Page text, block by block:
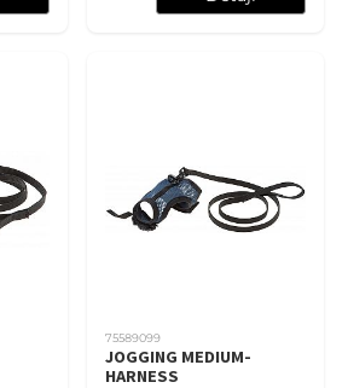
75589099
JOGGING MEDIUM-
HARNESS